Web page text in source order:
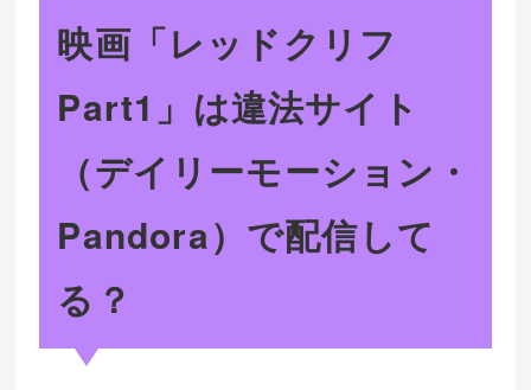
映画「レッドクリフ
Part1」は違法サイト
（デイリーモーション・
Pandora）で配信して
る？